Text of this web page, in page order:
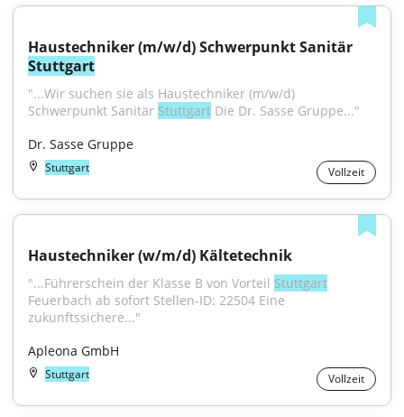
Stuttgart
"...Wir suchen sie als Haustechniker (m/w/d)
Schwerpunkt Sanitär Stuttgart Die Dr. Sasse Gruppe..."
Dr. Sasse Gruppe
Stuttgart Vollzeit
Haustechniker (w/m/d) Kältetechnik
"...Führerschein der Klasse B von Vorteil Stuttgart
Feuerbach ab sofort Stellen-ID: 22504 Eine
zukunftssichere..."
Apleona GmbH
Stuttgart Vollzeit